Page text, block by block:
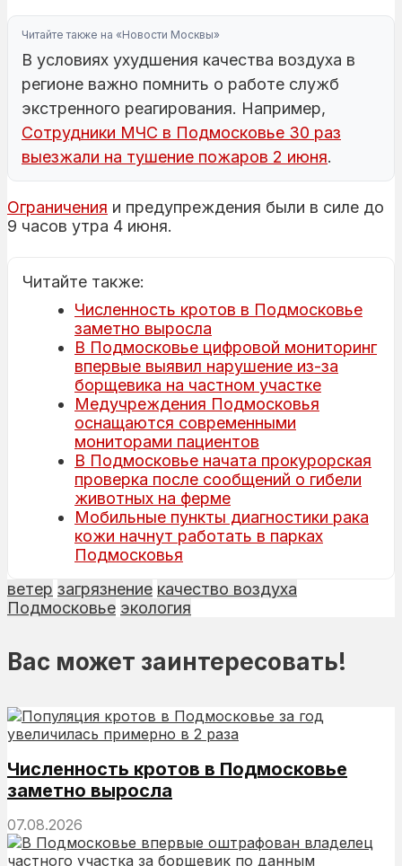
Читайте также на «Новости Москвы»
В условиях ухудшения качества воздуха в
регионе важно помнить о работе служб
экстренного реагирования. Например,
Сотрудники МЧС в Подмосковье 30 раз
выезжали на тушение пожаров 2 июня.
Ограничения и предупреждения были в силе до
9 часов утра 4 июня.
Читайте также:
Численность кротов в Подмосковье
заметно выросла
В Подмосковье цифровой мониторинг
впервые выявил нарушение из-за
борщевика на частном участке
Медучреждения Подмосковья
оснащаются современными
мониторами пациентов
В Подмосковье начата прокурорская
проверка после сообщений о гибели
животных на ферме
Мобильные пункты диагностики рака
кожи начнут работать в парках
Подмосковья
ветер загрязнение качество воздуха
Подмосковье экология
Вас может заинтересовать!
Численность кротов в Подмосковье
заметно выросла
07.08.2026